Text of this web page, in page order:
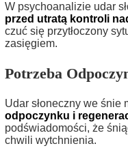
W psychoanalizie udar
przed utratą kontroli
czuć się przytłoczony
zasięgiem.
Potrzeba
Udar słoneczny we śnie
odpoczynku i
podświadomości, że
chwili wytchnienia.